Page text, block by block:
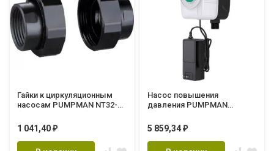
Гайки к циркуляционным
насосам PUMPMAN NT32-1
1 041,40 ₽
Насос повышения
давления PUMPMAN
Qmax-21л/мин,бесшумный)
5 859,34 ₽